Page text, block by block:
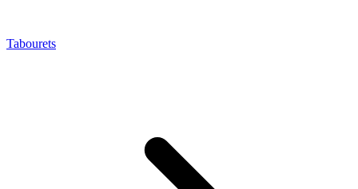
Tabourets